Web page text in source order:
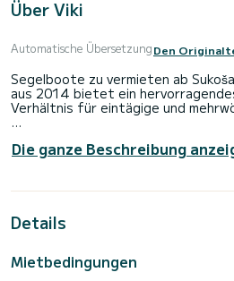
Über Viki
Automatische ÜbersetzungDen
Segelboote zu vermieten ab
aus 2014 bietet ein
Verhältnis für eintägige und
Anzahl der Kabinen: 4 m, Anzahl
ist für Sightseeing-Kreuzfahrten
Schiffsausrüstung < b>Großsegel
Die ganze Beschreibung
Details
Mietbedingungen